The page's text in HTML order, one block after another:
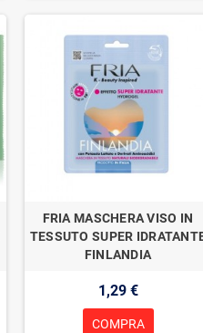
FRIA MASCHERA VISO IN
TESSUTO SUPER
FINLANDIA
1,29 €
COMPRA